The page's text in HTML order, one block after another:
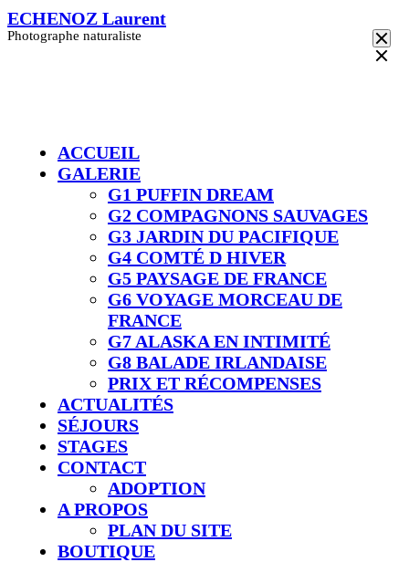
Skip
to
ECHENOZ Laurent
Photographe naturaliste
ACCUEIL
GALERIE
G1 PUFFIN DREAM
G2 COMPAGNONS SAUVAGES
G3 JARDIN DU PACIFIQUE
G4 COMTÉ D HIVER​
G5 PAYSAGE DE FRANCE
G6 VOYAGE MORCEAU DE
FRANCE
G7 ALASKA EN INTIMITÉ
G8 BALADE IRLANDAISE
PRIX ET RÉCOMPENSES
ACTUALITÉS
SÉJOURS
STAGES
CONTACT
ADOPTION
A PROPOS
PLAN DU SITE
BOUTIQUE